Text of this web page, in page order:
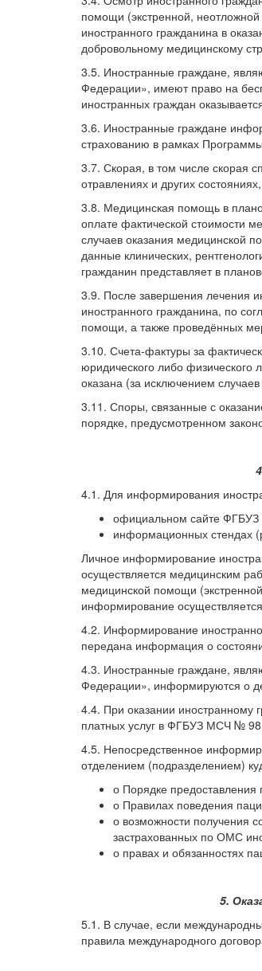
помощи (экстренной,
иностранного гражданина в
добровольному медицинскому
3.5. Иностранные граждане,
Федерации», имеют право на
иностранных граждан
3.6. Иностранные граждане
страхованию в рамках
3.7. Скорая, в том числе скорая
отравлениях и других
3.8. Медицинская помощь в
оплате фактической стоимости
случаев оказания медицинской
данные клинических,
гражданин представляет в
3.9. После завершения лечения
иностранного гражданина, по
помощи, а также проведённых
3.10. Счета-фактуры за
юридического либо физического
оказана (за исключением
3.11. Споры, связанные с
порядке, предусмотренном
4.1. Для информирования
официальном сайте
информационных стендах
Личное информирование
осуществляется медицинским
медицинской помощи
информирование
4.2. Информирование
передана информация о
4.3. Иностранные граждане,
Федерации», информируются о
4.4. При оказании иностранному
платных услуг в ФГБУЗ МСЧ №
4.5. Непосредственное
отделением (подразделением)
о Порядке
о Правилах поведения
о возможности получения
застрахованных по ОМС
о правах и обязанностях
5.
5.1. В случае, если
правила международного